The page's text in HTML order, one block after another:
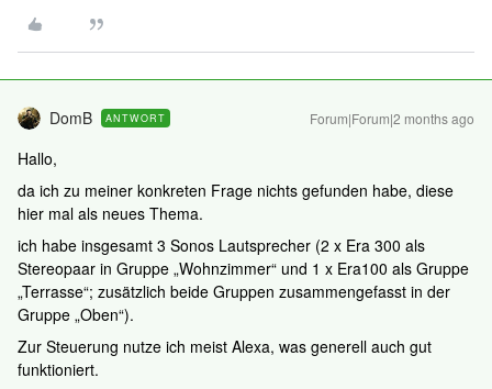
DomB ANTWORT Forum|Forum|2 months ago
Hallo,
da ich zu meiner konkreten Frage nichts gefunden habe, diese
hier mal als neues Thema.
ich habe insgesamt 3 Sonos Lautsprecher (2 x Era 300 als
Stereopaar in Gruppe „Wohnzimmer“ und 1 x Era100 als Gruppe
„Terrasse“; zusätzlich beide Gruppen zusammengefasst in der
Gruppe „Oben“).
Zur Steuerung nutze ich meist Alexa, was generell auch gut
funktioniert.